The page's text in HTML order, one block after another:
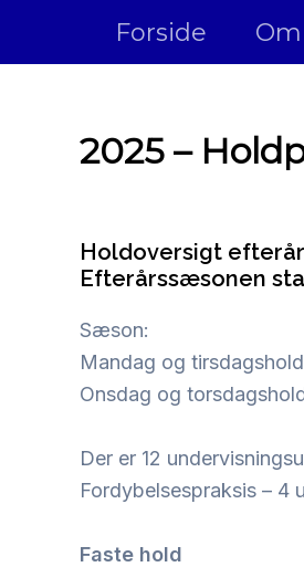
Forside
2025 –
Holdoversigt efterår
Efterårssæsonen
Sæson:
Mandag og
Onsdag og
Der er 12
Fordybelsespraksis – 4
Faste hold